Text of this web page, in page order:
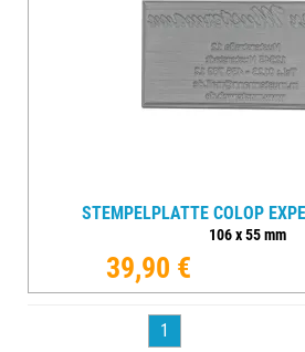
STEMPELPLATTE COLOP
106x55mm
39,90 €
1